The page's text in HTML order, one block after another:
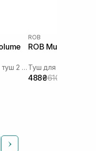
Праймер для вій і гіпоалергенна туш 2 в 1
ROB
ROB Multifly
Туш для вій
488₴610₴